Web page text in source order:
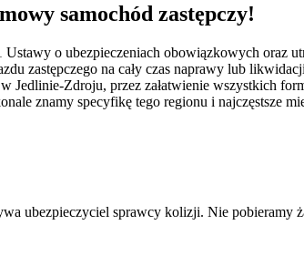
samochód zastępczy!
o ubezpieczeniach obowiązkowych oraz
zastępczego na cały czas naprawy lub
Jedlinie-Zdroju, przez załatwienie wszystkich
znamy specyfikę tego regionu i najczęstsze
ubezpieczyciel sprawcy kolizji. Nie pobieramy